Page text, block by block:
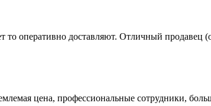
оперативно доставляют. Отличный продавец
цена, профессиональные сотрудники,